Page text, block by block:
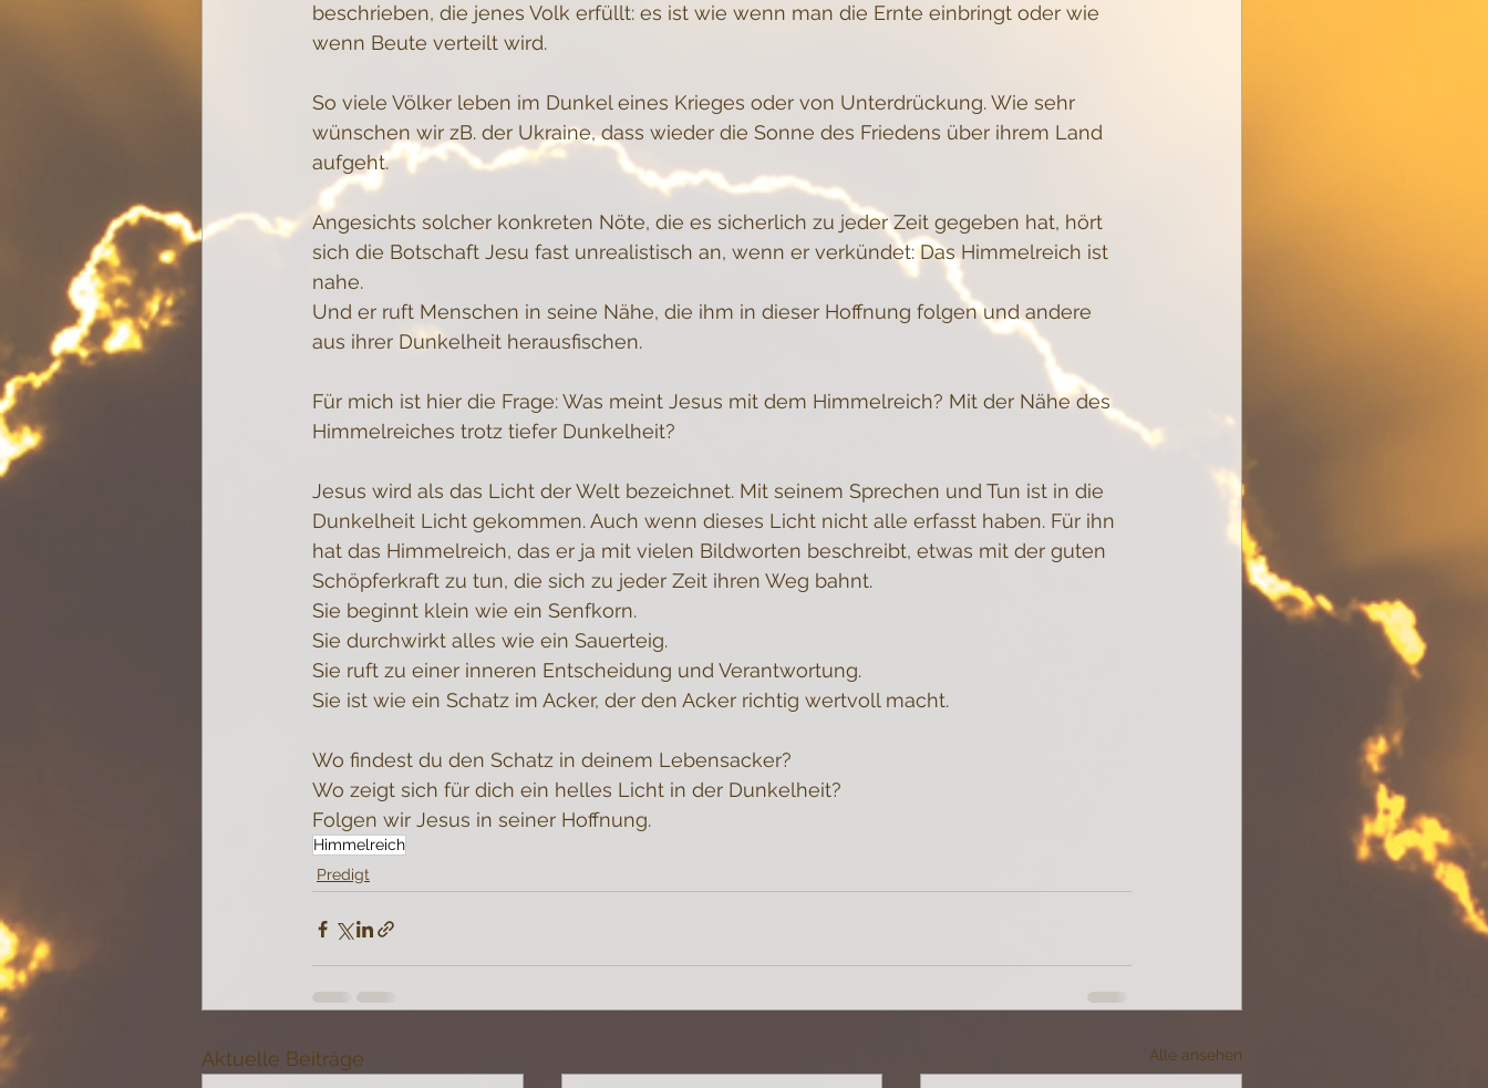
beschrieben, die jenes Volk erfüllt: es ist wie wenn man die Ernte einbringt oder wie
wenn Beute verteilt wird.
So viele Völker leben im Dunkel eines Krieges oder von Unterdrückung. Wie sehr
wünschen wir zB. der Ukraine, dass wieder die Sonne des Friedens über ihrem Land
aufgeht.
Angesichts solcher konkreten Nöte, die es sicherlich zu jeder Zeit gegeben hat, hört
sich die Botschaft Jesu fast unrealistisch an, wenn er verkündet: Das Himmelreich ist
nahe.
Und er ruft Menschen in seine Nähe, die ihm in dieser Hoffnung folgen und andere
aus ihrer Dunkelheit herausfischen.
Für mich ist hier die Frage: Was meint Jesus mit dem Himmelreich? Mit der Nähe des
Himmelreiches trotz tiefer Dunkelheit?
Jesus wird als das Licht der Welt bezeichnet. Mit seinem Sprechen und Tun ist in die
Dunkelheit Licht gekommen. Auch wenn dieses Licht nicht alle erfasst haben. Für ihn
hat das Himmelreich, das er ja mit vielen Bildworten beschreibt, etwas mit der guten
Schöpferkraft zu tun, die sich zu jeder Zeit ihren Weg bahnt.
Sie beginnt klein wie ein Senfkorn.
Sie durchwirkt alles wie ein Sauerteig.
Sie ruft zu einer inneren Entscheidung und Verantwortung.
Sie ist wie ein Schatz im Acker, der den Acker richtig wertvoll macht.
Wo findest du den Schatz in deinem Lebensacker?
Wo zeigt sich für dich ein helles Licht in der Dunkelheit?
Folgen wir Jesus in seiner Hoffnung.
Himmelreich
Predigt
Aktuelle Beiträge Alle ansehen